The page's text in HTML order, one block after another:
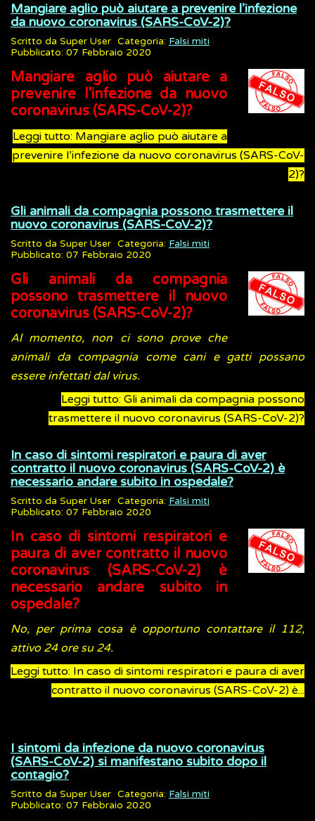
Mangiare aglio può aiutare a prevenire l’infezione
da nuovo coronavirus (SARS-CoV-2)?
Scritto da Super User Categoria: Falsi miti
Pubblicato: 07 Febbraio 2020
Mangiare aglio può aiutare a
prevenire l’infezione da nuovo
coronavirus (SARS-CoV-2)?
Leggi tutto: Mangiare aglio può aiutare a
prevenire l’infezione da nuovo coronavirus (SARS-CoV-
2)?
Gli animali da compagnia possono trasmettere il
nuovo coronavirus (SARS-CoV-2)?
Scritto da Super User Categoria: Falsi miti
Pubblicato: 07 Febbraio 2020
Gli animali da compagnia
possono trasmettere il nuovo
coronavirus (SARS-CoV-2)?
Al momento, non ci sono prove che
animali da compagnia come cani e gatti possano
essere infettati dal virus.
Leggi tutto: Gli animali da compagnia possono
trasmettere il nuovo coronavirus (SARS-CoV-2)?
In caso di sintomi respiratori e paura di aver
contratto il nuovo coronavirus (SARS-CoV-2) è
necessario andare subito in ospedale?
Scritto da Super User Categoria: Falsi miti
Pubblicato: 07 Febbraio 2020
In caso di sintomi respiratori e
paura di aver contratto il nuovo
coronavirus (SARS-CoV-2) è
necessario andare subito in
ospedale?
No, per prima cosa è opportuno contattare il 112,
attivo 24 ore su 24.
Leggi tutto: In caso di sintomi respiratori e paura di aver
contratto il nuovo coronavirus (SARS-CoV-2) è...
I sintomi da infezione da nuovo coronavirus
(SARS-CoV-2) si manifestano subito dopo il
contagio?
Scritto da Super User Categoria: Falsi miti
Pubblicato: 07 Febbraio 2020